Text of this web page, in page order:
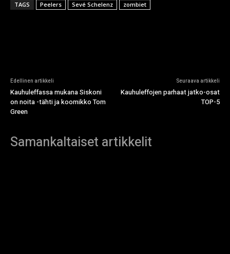
TAGS Peelers Sevé Schelenz zombiet
Edellinen artikkeli
Kauhuleffassa mukana Siskoni
on noita -tähti ja koomikko Tom
Green
Seuraava artikkeli
Kauhuleffojen parhaat jatko-osat
TOP-5
Samankaltaiset artikkelit